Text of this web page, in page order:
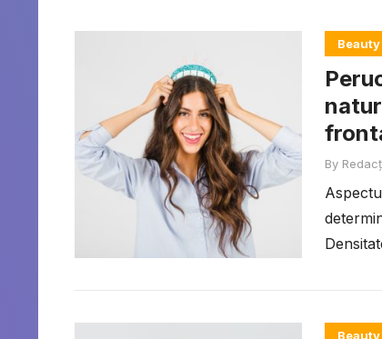
Beauty
By
Beauty